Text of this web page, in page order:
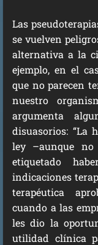
Las
se vuelven
alternativa a la
ejemplo, en el
que no parecen
nuestro
argumenta
disuasorios: “La
ley –aunque
etiquetado
indicaciones
terapéutica
cuando a las
les dio la
utilidad clínica